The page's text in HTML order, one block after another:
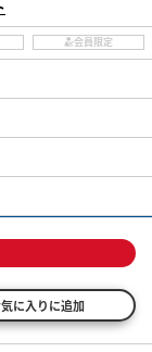
会員限定
に入りに追加